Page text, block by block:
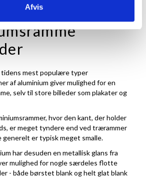
Afvis
tidens mest populære typer
af aluminium giver mulighed for en
selv til store billeder som plakater og
hvor den kant, der holder
er meget tyndere end ved trærammer
generelt er typisk meget smalle.
har desuden en metallisk glans fra
mulighed for nogle særdeles flotte
- både børstet blank og helt glat blank